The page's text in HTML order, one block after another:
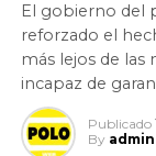
El gobierno del
reforzado el
más lejos de las
incapaz de
Publicado
By admin